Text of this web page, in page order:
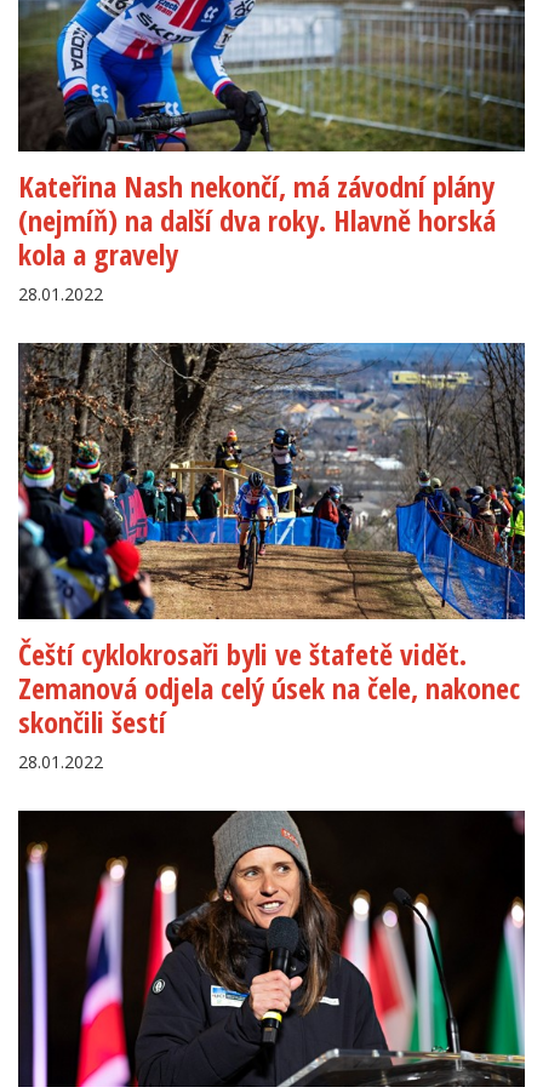
Kateřina Nash nekončí, má závodní plány
(nejmíň) na další dva roky. Hlavně horská
kola a gravely
28.01.2022
Čeští cyklokrosaři byli ve štafetě vidět.
Zemanová odjela celý úsek na čele, nakonec
skončili šestí
28.01.2022